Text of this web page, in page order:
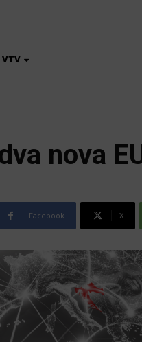
VTV
nova
Facebook X